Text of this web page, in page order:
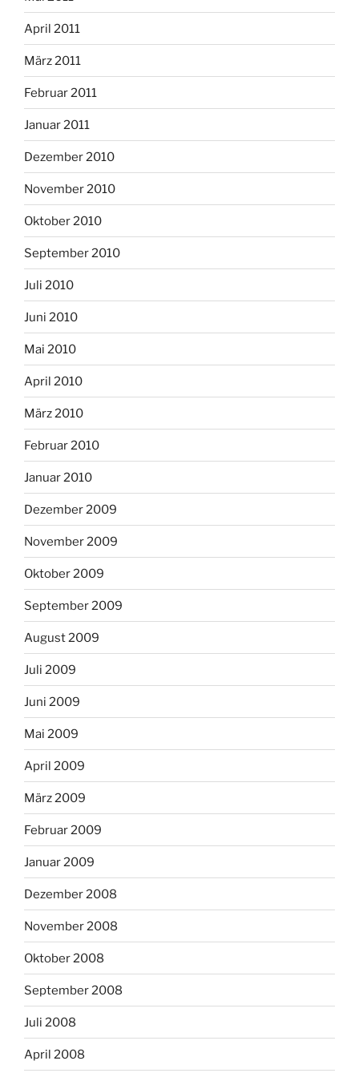
April 2011
März 2011
Februar 2011
Januar 2011
Dezember 2010
November 2010
Oktober 2010
September 2010
Juli 2010
Juni 2010
Mai 2010
April 2010
März 2010
Februar 2010
Januar 2010
Dezember 2009
November 2009
Oktober 2009
September 2009
August 2009
Juli 2009
Juni 2009
Mai 2009
April 2009
März 2009
Februar 2009
Januar 2009
Dezember 2008
November 2008
Oktober 2008
September 2008
Juli 2008
April 2008